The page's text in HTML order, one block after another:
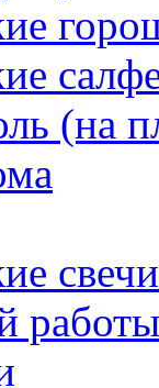
(на
свечи
работы